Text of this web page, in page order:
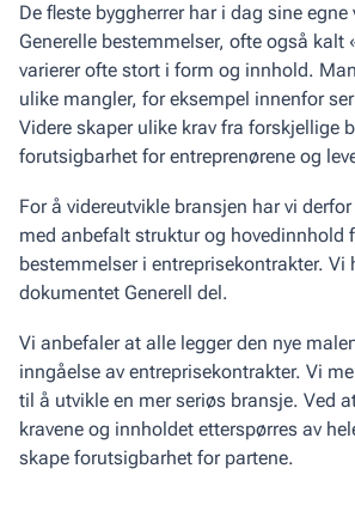
De fleste byggherrer har i dag sine egne
Generelle bestemmelser, ofte også kalt
varierer ofte stort i form og innhold.
ulike mangler, for eksempel innenfor
Videre skaper ulike krav fra forskjellige
forutsigbarhet for entreprenørene og
For å videreutvikle bransjen har vi
med anbefalt struktur og hovedinnhold
bestemmelser i entreprisekontrakter. Vi
dokumentet Generell del.
Vi anbefaler at alle legger den nye
inngåelse av entreprise­kontrakter. Vi
til å utvikle en mer seriøs bransje. Ved
kravene og innholdet etterspørres av
skape forutsigbarhet for partene.